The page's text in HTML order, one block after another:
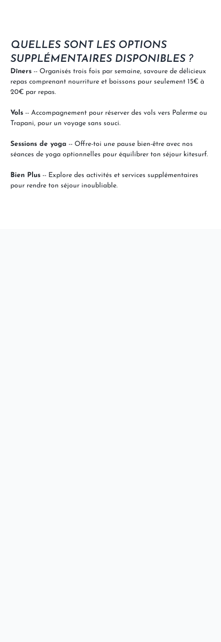
QUELLES SONT LES OPTIONS
SUPPLÉMENTAIRES DISPONIBLES ?
Dîners -- Organisés trois fois par semaine, savoure de délicieux
repas comprenant nourriture et boissons pour seulement 15€ à
20€ par repas.
Vols -- Accompagnement pour réserver des vols vers Palerme ou
Trapani, pour un voyage sans souci.
Sessions de yoga -- Offre-toi une pause bien-être avec nos
séances de yoga optionnelles pour équilibrer ton séjour kitesurf.
Bien Plus -- Explore des activités et services supplémentaires
pour rendre ton séjour inoubliable.